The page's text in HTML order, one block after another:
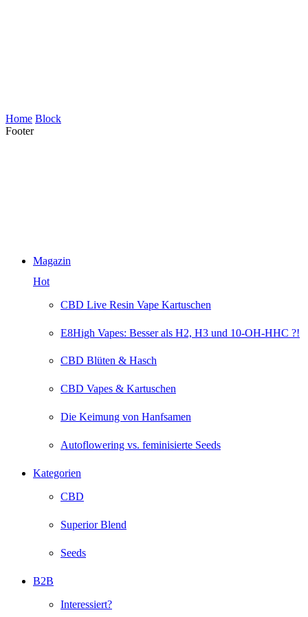
Home Block
Footer
Magazin
Hot
CBD Live Resin Vape Kartuschen
E8High Vapes: Besser als H2, H3 und 10-OH-HHC ?!
CBD Blüten & Hasch
CBD Vapes & Kartuschen
Die Keimung von Hanfsamen
Autoflowering vs. feminisierte Seeds
Kategorien
CBD
Superior Blend
Seeds
B2B
Interessiert?